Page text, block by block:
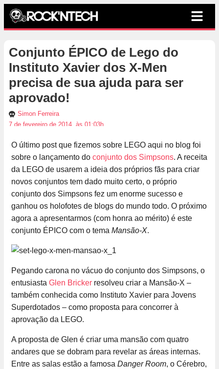
Conjunto ÉPICO de Lego do
Instituto Xavier dos X-Men
precisa de sua ajuda para ser
aprovado!
Simon Ferreira
7 de fevereiro de 2014, às 01:03h
O último post que fizemos sobre LEGO aqui no blog foi
sobre o lançamento do conjunto dos Simpsons. A receita
da LEGO de usarem a ideia dos próprios fãs para criar
novos conjuntos tem dado muito certo, o próprio
conjunto dos Simpsons fez um enorme sucesso e
ganhou os holofotes de blogs do mundo todo. O próximo
agora a apresentarmos (com honra ao mérito) é este
conjunto ÉPICO com o tema Mansão-X.
Pegando carona no vácuo do conjunto dos Simpsons, o
entusiasta Glen Bricker resolveu criar a Mansão-X –
também conhecida como Instituto Xavier para Jovens
Superdotados – como proposta para concorrer à
aprovação da LEGO.
A proposta de Glen é criar uma mansão com quatro
andares que se dobram para revelar as áreas internas.
Entre as salas estão a famosa Danger Room, o Cérebro,